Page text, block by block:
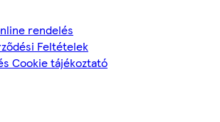
rendelés
Feltételek
Cookie tájékoztató